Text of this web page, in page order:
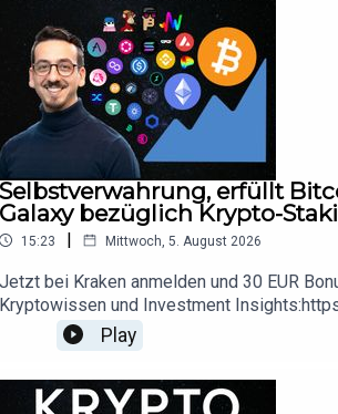
Hut 8 expandiert um 1.5 GW
Selbstverwahrung, erfüllt
Galaxy bezüglich Krypto-
15:23 | Mittwoch, 5. August 2026
Jetzt bei Kraken anmelden und 30 EUR
Kryptowissen und Investment
kaufen Unternehmen und
Alpine Research ist kein Finanz- oder
Play